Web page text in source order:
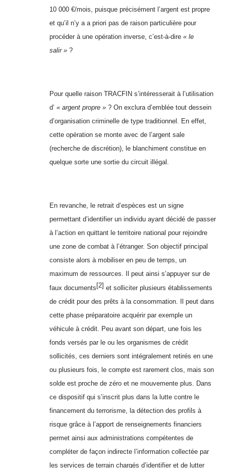
10 000 €/mois, puisque précisément l’argent est propre
et qu’il n’y a a priori pas de raison particulière pour
procéder à une opération inverse, c’est-à-dire « le
salir » ?
Pour quelle raison TRACFIN s’intéresserait à l’utilisation
d’ « argent propre » ? On exclura d’emblée tout dessein
d’organisation criminelle de type traditionnel. En effet,
cette opération se monte avec de l’argent sale
(recherche de discrétion), le blanchiment constitue en
quelque sorte une sortie du circuit illégal.
En revanche, le retrait d’espèces est un signe
permettant d’identifier un individu ayant décidé de passer
à l’action en quittant le territoire national pour rejoindre
une zone de combat à l’étranger. Son objectif principal
consiste alors à mobiliser en peu de temps, un
maximum de ressources. Il peut ainsi s’appuyer sur de
faux documents[2] et solliciter plusieurs établissements
de crédit pour des prêts à la consommation. Il peut dans
cette phase préparatoire acquérir par exemple un
véhicule à crédit. Peu avant son départ, une fois les
fonds versés par le ou les organismes de crédit
sollicités, ces derniers sont intégralement retirés en une
ou plusieurs fois, le compte est rarement clos, mais son
solde est proche de zéro et ne mouvemente plus. Dans
ce dispositif qui s’inscrit plus dans la lutte contre le
financement du terrorisme, la détection des profils à
risque grâce à l’apport de renseignements financiers
permet ainsi aux administrations compétentes de
compléter de façon indirecte l’information collectée par
les services de terrain chargés d’identifier et de lutter